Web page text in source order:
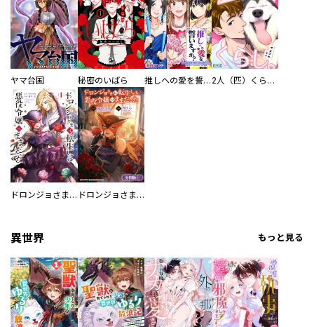
ヤマ台国 秘密のいばら 推しへの愛を誓いますか？～アラサー女子、推しは逃げぬが人生逃げる～ 2人（匹）くらし。
ドロンジョさまは転生しても悪役令嬢のままだった ドロンジョさまは転生しても悪役令嬢のままだった【分冊版】
異世界 もっと見る